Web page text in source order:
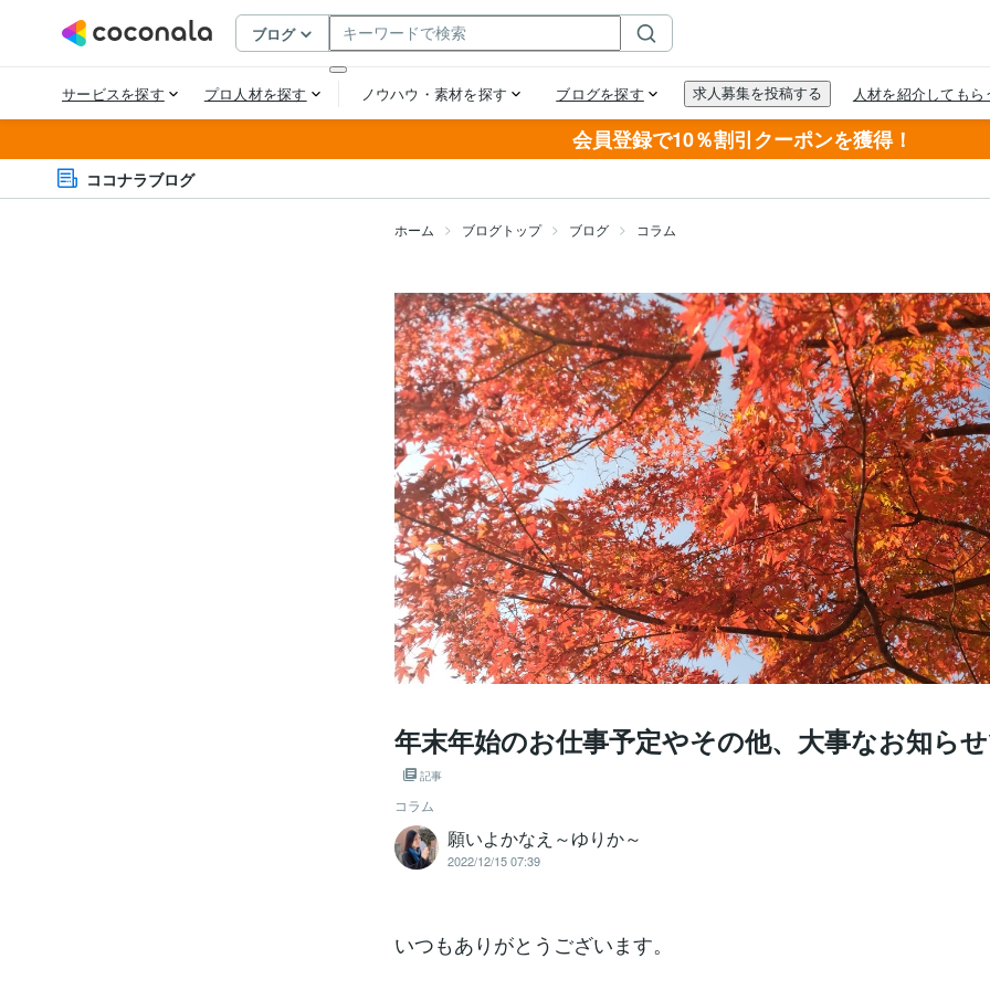
会員登録で10％割引クーポンを獲得！
ココナラブログ
ホーム ブログトップ ブログ コラム
年末年始のお仕事予定やその他、大事なお知ら
記事
コラム
願いよかなえ～ゆりか～
2022/12/15 07:39
いつもありがとうございます。